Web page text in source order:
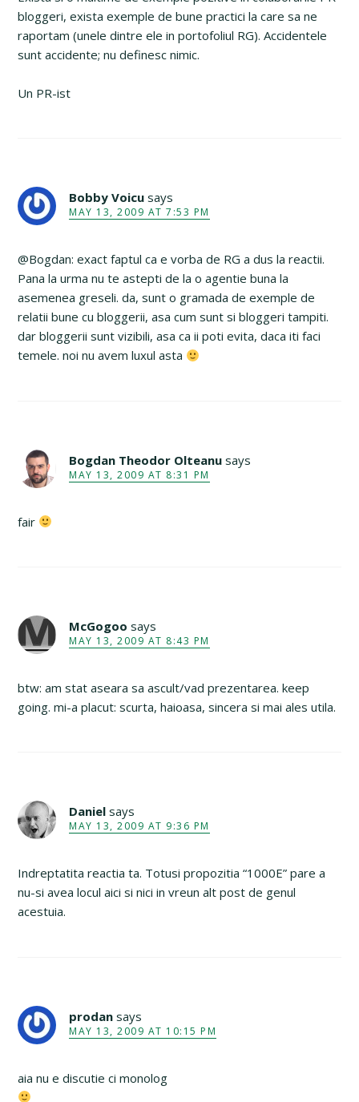
bloggeri, exista exemple de bune practici la care sa ne
raportam (unele dintre ele in portofoliul RG). Accidentele
sunt accidente; nu definesc nimic.
Un PR-ist
Bobby Voicu says
MAY 13, 2009 AT 7:53 PM
@Bogdan: exact faptul ca e vorba de RG a dus la reactii.
Pana la urma nu te astepti de la o agentie buna la
asemenea greseli. da, sunt o gramada de exemple de
relatii bune cu bloggerii, asa cum sunt si bloggeri tampiti.
dar bloggerii sunt vizibili, asa ca ii poti evita, daca iti faci
temele. noi nu avem luxul asta
Bogdan Theodor Olteanu says
MAY 13, 2009 AT 8:31 PM
fair
McGogoo says
MAY 13, 2009 AT 8:43 PM
btw: am stat aseara sa ascult/vad prezentarea. keep
going. mi-a placut: scurta, haioasa, sincera si mai ales utila.
Daniel says
MAY 13, 2009 AT 9:36 PM
Indreptatita reactia ta. Totusi propozitia “1000E” pare a
nu-si avea locul aici si nici in vreun alt post de genul
acestuia.
prodan says
MAY 13, 2009 AT 10:15 PM
aia nu e discutie ci monolog